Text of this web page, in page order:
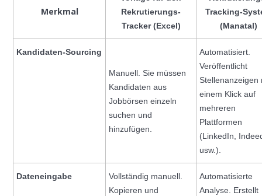
Merkmal
Rekrutierungs-
Tracker (Excel)
Tracking-
(Manatal)
Kandidaten-Sourcing
Manuell. Sie müssen
Kandidaten aus
Jobbörsen einzeln
suchen und
hinzufügen.
Automatisiert.
Veröffentlicht
Stellenanzeigen
einem Klick auf
mehreren
Plattformen
(LinkedIn,
usw.).
Dateneingabe
Vollständig manuell.
Kopieren und
Automatisierte
Analyse. Erstellt